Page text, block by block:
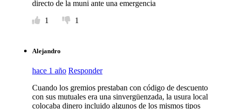
directo de la muni ante una emergencia
1
1
Alejandro
hace 1 año Responder
Cuando los gremios prestaban con código de descuento
con sus mutuales era una sinvergüenzada, la usura local
colocaba dinero incluido algunos de los mismos tipos